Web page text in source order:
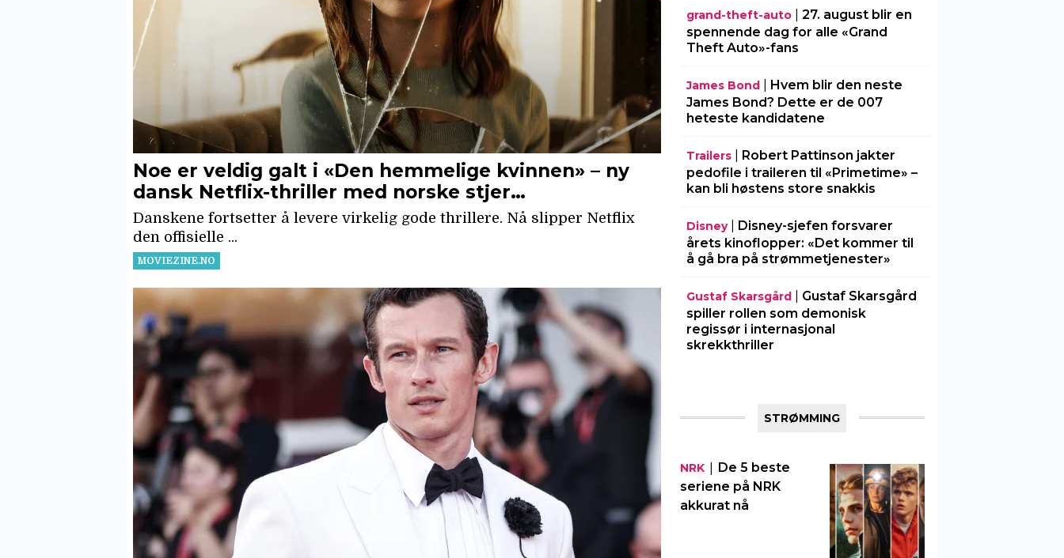
grand-theft-auto| 27. august blir en
spennende dag for alle «Grand
Theft Auto»-fans
James Bond| Hvem blir den neste
James Bond? Dette er de 007
heteste kandidatene
Trailers| Robert Pattinson jakter
pedofile i traileren til «Primetime» –
kan bli høstens store snakkis
Disney| Disney-sjefen forsvarer
årets kinoflopper: «Det kommer til
å gå bra på strømmetjenester»
Gustaf Skarsgård| Gustaf Skarsgård
spiller rollen som demonisk
regissør i internasjonal
skrekkthriller
STRØMMING
NRK| De 5 beste
seriene på NRK
akkurat nå